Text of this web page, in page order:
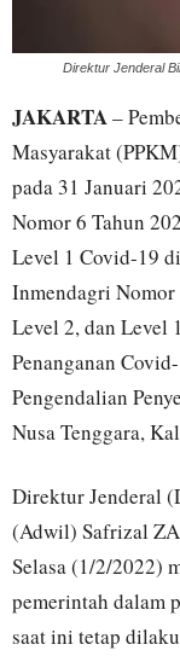
Direktur Jenderal
JAKARTA–
Masyarakat
pada 31 Januari
Nomor 6 Tahun
Level 1 Covid-19
Inmendagri Nomor
Level 2, dan Level
Penanganan
Pengendalian
Nusa Tenggara,
Direktur Jenderal
(Adwil) Safrizal
Selasa (1/2/2022)
pemerintah dalam
saat ini tetap